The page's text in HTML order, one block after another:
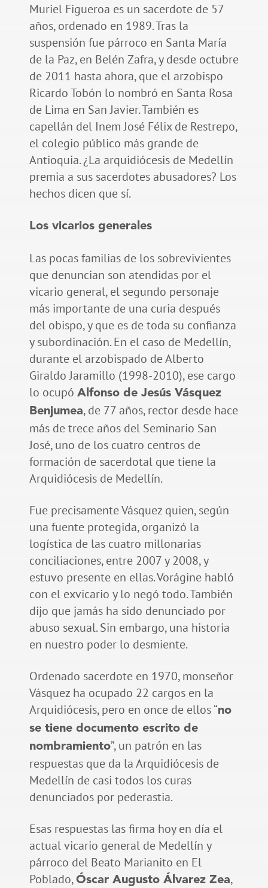
Muriel Figueroa es un sacerdote de 57
años, ordenado en 1989. Tras la
suspensión fue párroco en Santa María
de la Paz, en Belén Zafra, y desde octubre
de 2011 hasta ahora, que el arzobispo
Ricardo Tobón lo nombró en Santa Rosa
de Lima en San Javier. También es
capellán del Inem José Félix de Restrepo,
el colegio público más grande de
Antioquia. ¿La arquidiócesis de Medellín
premia a sus sacerdotes abusadores? Los
hechos dicen que sí.
Los vicarios generales
Las pocas familias de los sobrevivientes
que denuncian son atendidas por el
vicario general, el segundo personaje
más importante de una curia después
del obispo, y que es de toda su confianza
y subordinación. En el caso de Medellín,
durante el arzobispado de Alberto
Giraldo Jaramillo (1998-2010), ese cargo
lo ocupó Alfonso de Jesús Vásquez
Benjumea, de 77 años, rector desde hace
más de trece años del Seminario San
José, uno de los cuatro centros de
formación de sacerdotal que tiene la
Arquidiócesis de Medellín.
Fue precisamente Vásquez quien, según
una fuente protegida, organizó la
logística de las cuatro millonarias
conciliaciones, entre 2007 y 2008, y
estuvo presente en ellas. Vorágine habló
con el exvicario y lo negó todo. También
dijo que jamás ha sido denunciado por
abuso sexual. Sin embargo, una historia
en nuestro poder lo desmiente.
Ordenado sacerdote en 1970, monseñor
Vásquez ha ocupado 22 cargos en la
Arquidiócesis, pero en once de ellos “no
se tiene documento escrito de
nombramiento”, un patrón en las
respuestas que da la Arquidiócesis de
Medellín de casi todos los curas
denunciados por pederastia.
Esas respuestas las firma hoy en día el
actual vicario general de Medellín y
párroco del Beato Marianito en El
Poblado, Óscar Augusto Álvarez Zea,